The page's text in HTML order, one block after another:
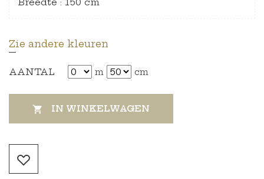
Zie andere kleuren
AANTAL m cm
 IN WINKELWAGEN